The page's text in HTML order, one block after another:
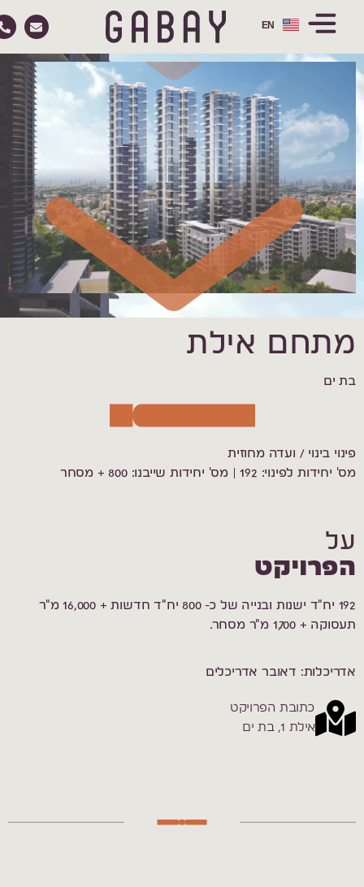
EN
RU
מתחם אילת
בת ים
פינוי בינוי / ועדה מחוזית
מס' יחידות לפינוי: 192 | מס' יחידות שייבנו: 800 + מסחר
על
הפרויקט
192 יח"ד ישנות ובנייה של כ- 800 יח"ד חדשות + 16,000 מ"ר
תעסוקה + 1,700 מ"ר מסחר.
אדריכלות: דאובר אדריכלים
כתובת הפרויקט
אילת 1, בת ים